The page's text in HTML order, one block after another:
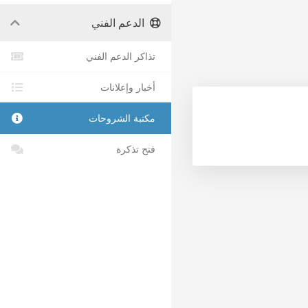
الدعم الفني
تذاكر الدعم الفني
أخبار وإعلانات
مكتبة الشروحات
فتح تذكرة